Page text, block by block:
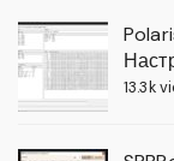
13.3k